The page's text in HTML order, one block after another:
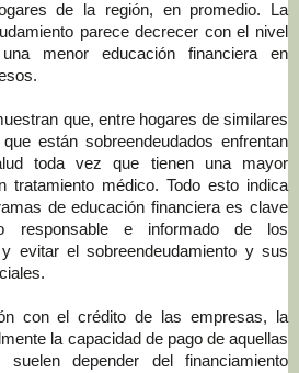
de la región, en promedio. La
parece decrecer con el nivel
menor educación financiera en
que, entre hogares de similares
están sobreendeudados enfrentan
toda vez que tienen una mayor
tratamiento médico. Todo esto indica
de educación financiera es clave
responsable e informado de los
evitar el sobreendeudamiento y sus
con el crédito de las empresas, la
la capacidad de pago de aquellas
depender del financiamiento